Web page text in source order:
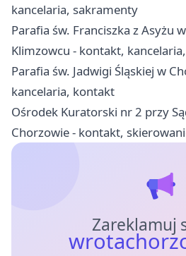
kancelaria, sakramenty
Parafia św. Franciszka z Asyżu
Klimzowcu - kontakt,
Parafia św. Jadwigi Śląskiej w
kancelaria, kontakt
Ośrodek Kuratorski nr 2 przy
Chorzowie - kontakt,
Zareklamuj